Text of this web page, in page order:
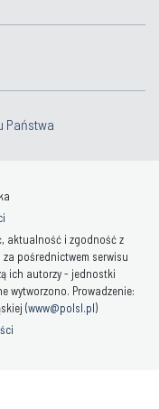
Państwa
aktualność i zgodność z
pośrednictwem serwisu
ich autorzy - jednostki
wytworzono. Prowadzenie:
(www@polsl.pl)